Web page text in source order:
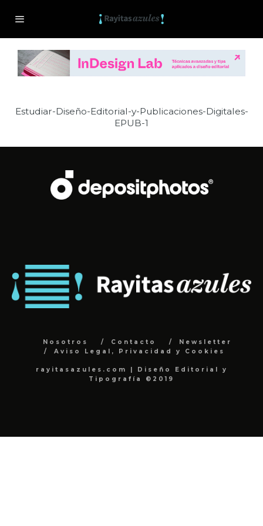
Estudiar-Diseño-Editorial-y-Publicaciones-Digitales-
EPUB-1
Nosotros Contacto
Newsletter
Aviso Legal, Privacidad y Cookies
rayitasazules.com | Diseño Editorial y
Tipografía ©2019